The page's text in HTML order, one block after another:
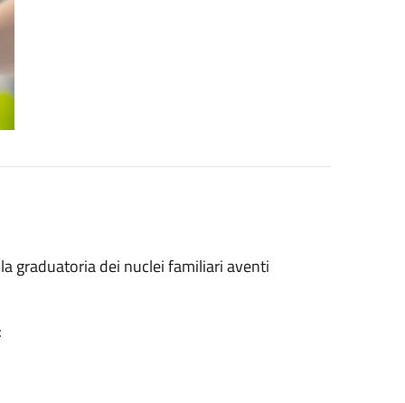
graduatoria dei nuclei familiari aventi